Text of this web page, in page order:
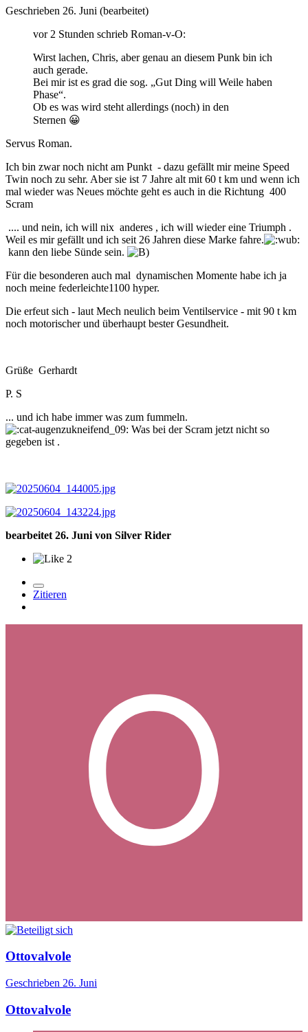
Geschrieben 26. Juni (bearbeitet)
vor 2 Stunden schrieb Roman-v-O:
Wirst lachen, Chris, aber genau an diesem Punk bin ich
auch gerade.
Bei mir ist es grad die sog. „Gut Ding will Weile haben
Phase“.
Ob es was wird steht allerdings (noch) in den
Sternen 😀
Servus Roman.
Ich bin zwar noch nicht am Punkt - dazu gefällt mir meine Speed
Twin noch zu sehr. Aber sie ist 7 Jahre alt mit 60 t km und wenn ich
mal wieder was Neues möchte geht es auch in die Richtung 400
Scram
.... und nein, ich will nix anderes , ich will wieder eine Triumph .
Weil es mir gefällt und ich seit 26 Jahren diese Marke fahre.
kann den liebe Sünde sein.
Für die besonderen auch mal dynamischen Momente habe ich ja
noch meine federleichte1100 hyper.
Die erfeut sich - laut Mech neulich beim Ventilservice - mit 90 t km
noch motorischer und überhaupt bester Gesundheit.
Grüße Gerhardt
P. S
... und ich habe immer was zum fummeln.
Was bei der Scram jetzt nicht so
gegeben ist .
bearbeitet 26. Juni von Silver Rider
2
Zitieren
Ottovalvole
Geschrieben 26. Juni
Ottovalvole